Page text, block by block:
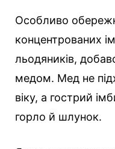
Особливо
концентрованих
льодяників,
медом. Мед не
віку, а гострий
горло й шлунок.